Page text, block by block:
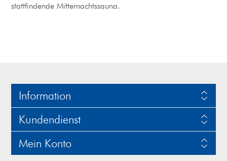
stattfindende Mitternachtssauna.
Information
Kundendienst
Mein Konto